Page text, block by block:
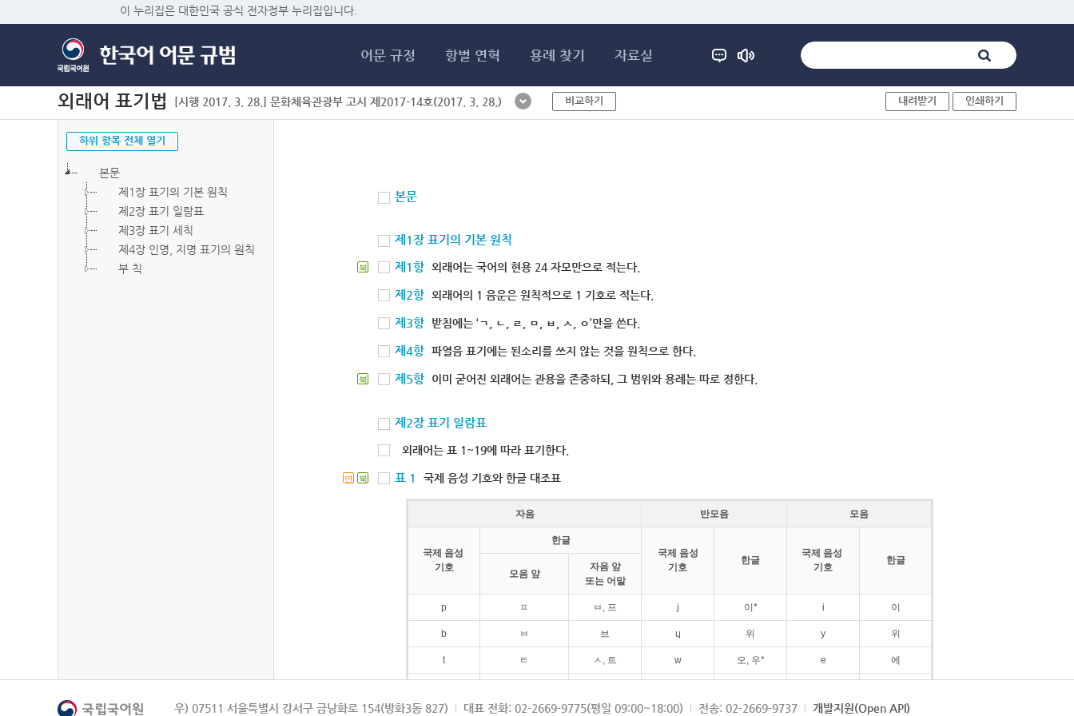
이 누리집은 대한민국 공식 전자정부 누리집입니다.
어문 규정 항별 연혁 용례 찾기 자료실
외래어 표기법 [시행 2017. 3. 28.] 문화체육관광부 고시 제2017-14호(2017. 3. 28.) 비교하기 내려받기 인쇄하기
하위 항목 전체 열기
본문
제1장 표기의 기본 원칙
제2장 표기 일람표
제3장 표기 세칙
제4장 인명, 지명 표기의 원칙
부 칙
본문
제1장 표기의 기본 원칙
북 제1항 외래어는 국어의 현용 24 자모만으로 적는다.
제2항 외래어의 1 음운은 원칙적으로 1 기호로 적는다.
제3항 받침에는 ‘ㄱ, ㄴ, ㄹ, ㅁ, ㅂ, ㅅ, ㅇ’만을 쓴다.
제4항 파열음 표기에는 된소리를 쓰지 않는 것을 원칙으로 한다.
북 제5항 이미 굳어진 외래어는 관용을 존중하되, 그 범위와 용례는 따로 정한다.
제2장 표기 일람표
외래어는 표 1~19에 따라 표기한다.
연 북 표 1 국제 음성 기호와 한글 대조표
자음 반모음 모음
국제 음성
기호
한글
국제 음성
기호
한글
국제 음성
기호
한글
모음 앞
자음 앞
또는 어말
p ㅍ ㅂ, 프 j 이* i 이
b ㅂ 브 ɥ 위 y 위
t ㅌ ㅅ, 트 w 오, 우* e 에
k ㅋ ㄱ, 크 ɛ 에
우) 07511 서울특별시 강서구 금낭화로 154(방화3동 827) 대표 전화: 02-2669-9775(평일 09:00~18:00) 전송: 02-2669-9737 개발지원(Open API)